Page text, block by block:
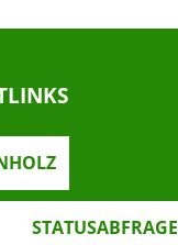
STATUSABFRAGE